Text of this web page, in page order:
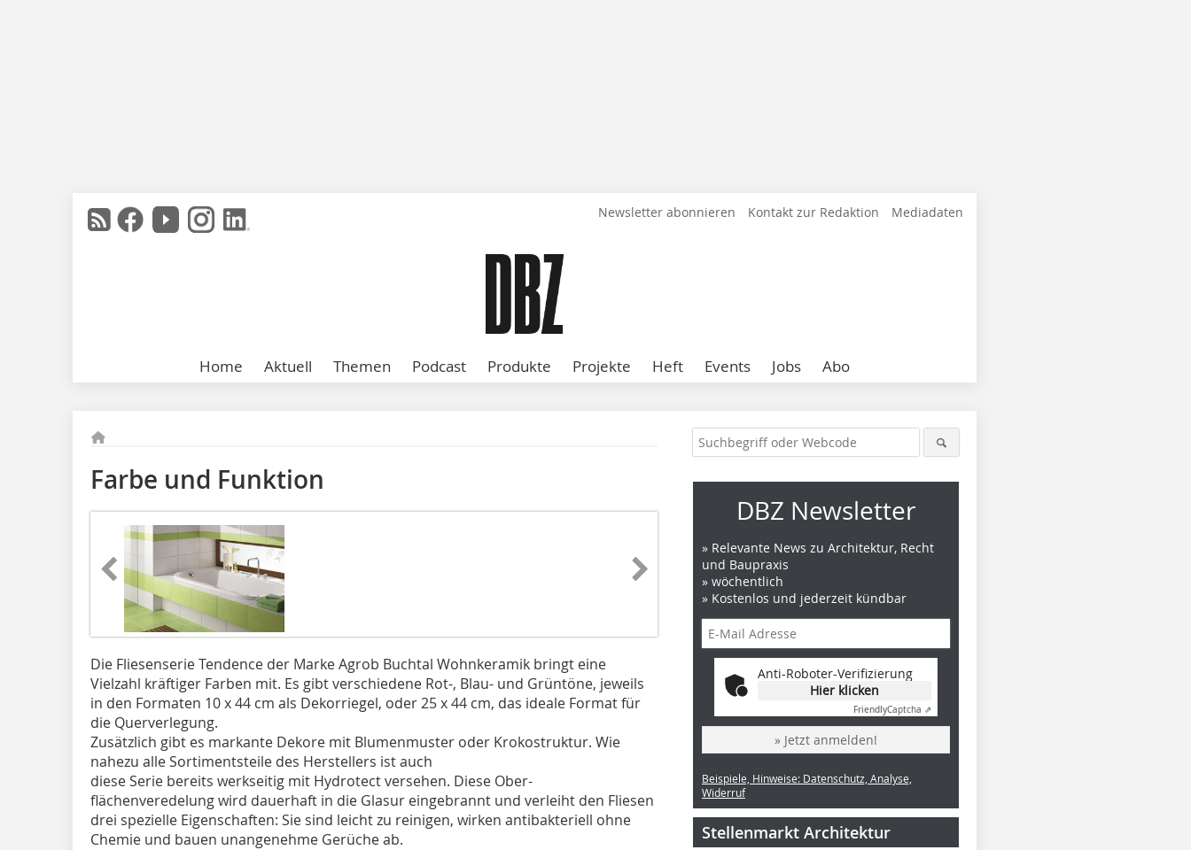
Newsletter abonnieren Kontakt zur Redaktion Mediadaten
Home Aktuell Themen Podcast Produkte Projekte Heft Events Jobs Abo
Farbe und Funktion
Die Fliesenserie Tendence der Marke Agrob Buchtal Wohnkeramik bringt eine
Vielzahl kräftiger Farben mit. Es gibt verschiedene Rot-, Blau- und Grüntöne, jeweils
in den Formaten 10 x 44 cm als Dekorriegel, oder 25 x 44 cm, das ideale Format für
die Querverlegung.
Zusätzlich gibt es markante Dekore mit Blumenmuster oder Krokostruktur. Wie
nahezu alle Sortimentsteile des Herstellers ist auch
diese Serie bereits werkseitig mit Hydrotect versehen. Diese Ober-
flächenveredelung wird dauerhaft in die Glasur eingebrannt und verleiht den Fliesen
drei spezielle Eigenschaften: Sie sind leicht zu reinigen, wirken antibakteriell ohne
Chemie und bauen unangenehme Gerüche ab.
DBZ Newsletter
» Relevante News zu Architektur, Recht
und Baupraxis
» wöchentlich
» Kostenlos und jederzeit kündbar
Anti-Roboter-Verifizierung
Hier klicken
FriendlyCaptcha ⇗
» Jetzt anmelden!
Beispiele, Hinweise: Datenschutz, Analyse,
Widerruf
Stellenmarkt Architektur